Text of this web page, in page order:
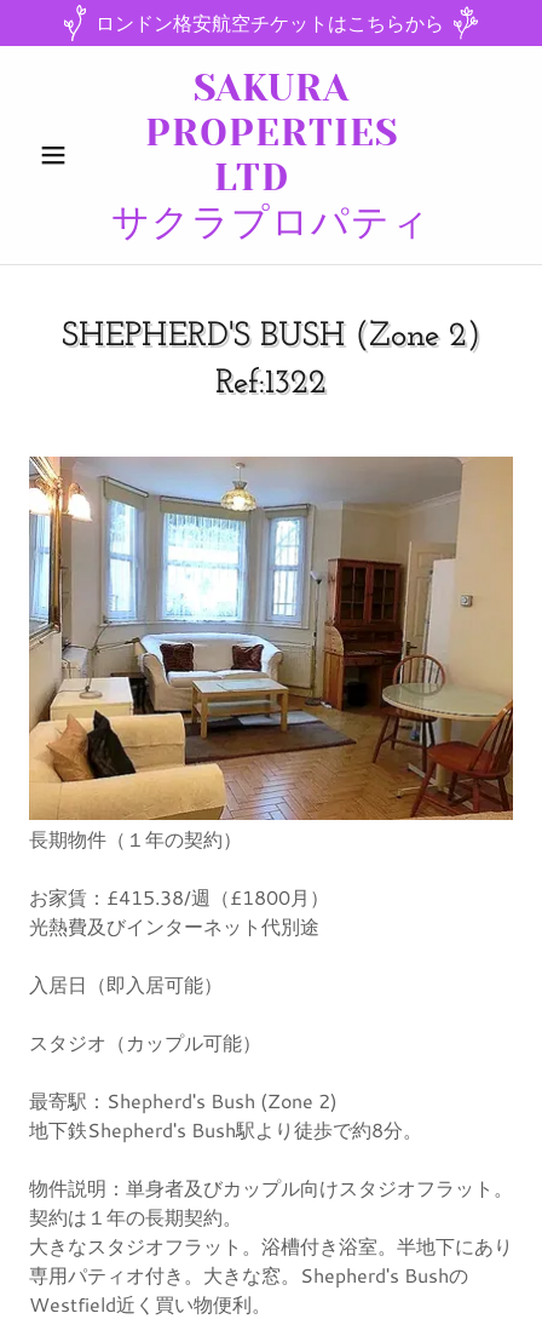
ロンドン格安航空チケットはこちらから
SAKURA
PROPERTIES
LTD
サクラプロパティ
SHEPHERD'S BUSH (Zone 2)
Ref:1322
長期物件（１年の契約）
お家賃：£415.38/週（£1800月）
光熱費及びインターネット代別途
入居日（即入居可能）
スタジオ（カップル可能）
最寄駅：Shepherd's Bush (Zone 2)
地下鉄Shepherd's Bush駅より徒歩で約8分。
物件説明：単身者及びカップル向けスタジオフラット。
契約は１年の長期契約。
大きなスタジオフラット。浴槽付き浴室。半地下にあり
専用パティオ付き。大きな窓。Shepherd's Bushの
Westfield近く買い物便利。